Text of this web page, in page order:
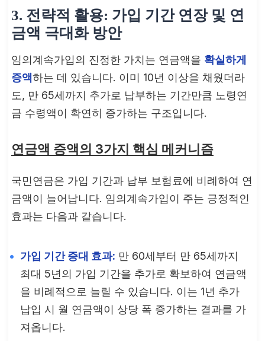
3. 전략적 활용: 가입 기간 연장 및 연
금액 극대화 방안
임의계속가입의 진정한 가치는 연금액을 확실하게
증액하는 데 있습니다. 이미 10년 이상을 채웠더라
도, 만 65세까지 추가로 납부하는 기간만큼 노령연
금 수령액이 확연히 증가하는 구조입니다.
연금액 증액의 3가지 핵심 메커니즘
국민연금은 가입 기간과 납부 보험료에 비례하여 연
금액이 늘어납니다. 임의계속가입이 주는 긍정적인
효과는 다음과 같습니다.
가입 기간 증대 효과: 만 60세부터 만 65세까지
최대 5년의 가입 기간을 추가로 확보하여 연금액
을 비례적으로 늘릴 수 있습니다. 이는 1년 추가
납입 시 월 연금액이 상당 폭 증가하는 결과를 가
져옵니다.